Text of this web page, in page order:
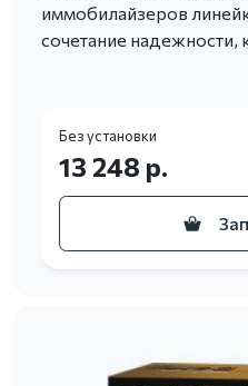
иммобилайзеров
сочетание надежности,
Без установки
13 248 р.